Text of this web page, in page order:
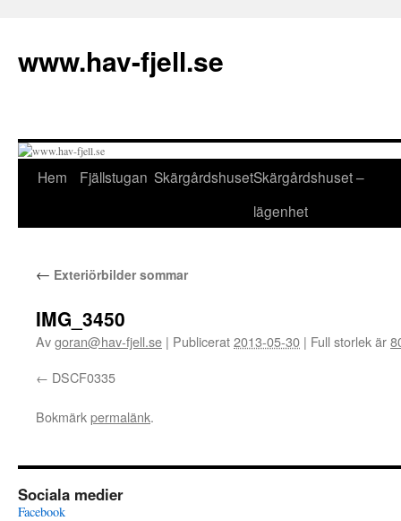
innehåll
www.hav-fjell.se
Hem Fjällstugan SkärgårdshusetSkärgårdshuset –
lägenhet
← Exteriörbilder sommar
IMG_3450
Avgoran@hav-fjell.se | Publicerat2013-05-30 | Full storlek är
DSCF0335
Bokmärkpermalänk.
Sociala medier
Facebook